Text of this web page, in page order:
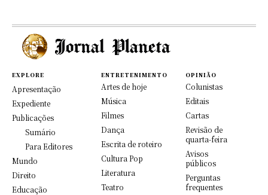
EXPLORE
Apresentação
Expediente
Publicações
Sumário
Para Editores
Mundo
Direito
Educação
ENTRETENIMENTO
Artes de hoje
Música
Filmes
Dança
Escrita de roteiro
Cultura Pop
Literatura
Teatro
OPINIÃO
Colunistas
Editais
Cartas
Revisão de
quarta-feira
Avisos
públicos
Perguntas
frequentes